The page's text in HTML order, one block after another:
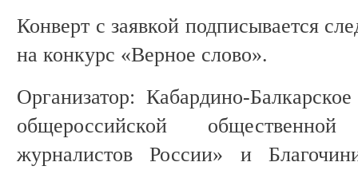
Конверт с заявкой подписывается
на конкурс «Верное слово».
Организатор: Кабардино-
общероссийской
журналистов России» и